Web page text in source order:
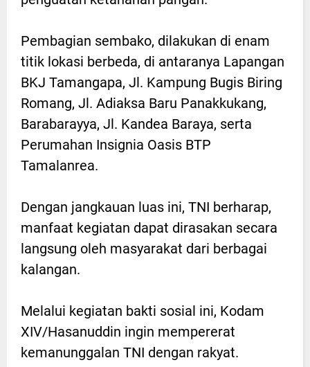
Pembagian sembako, dilakukan di enam
titik lokasi berbeda, di antaranya Lapangan
BKJ Tamangapa, Jl. Kampung Bugis Biring
Romang, Jl. Adiaksa Baru Panakkukang,
Barabarayya, Jl. Kandea Baraya, serta
Perumahan Insignia Oasis BTP
Tamalanrea.
Dengan jangkauan luas ini, TNI berharap,
manfaat kegiatan dapat dirasakan secara
langsung oleh masyarakat dari berbagai
kalangan.
Melalui kegiatan bakti sosial ini, Kodam
XIV/Hasanuddin ingin mempererat
kemanunggalan TNI dengan rakyat.